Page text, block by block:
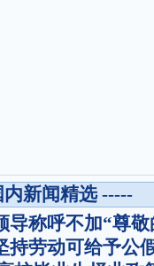
新闻精选 -----
导称呼不加“尊敬
持劳动可给予公